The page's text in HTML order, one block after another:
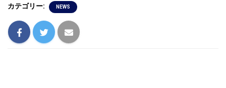
カテゴリー: NEWS